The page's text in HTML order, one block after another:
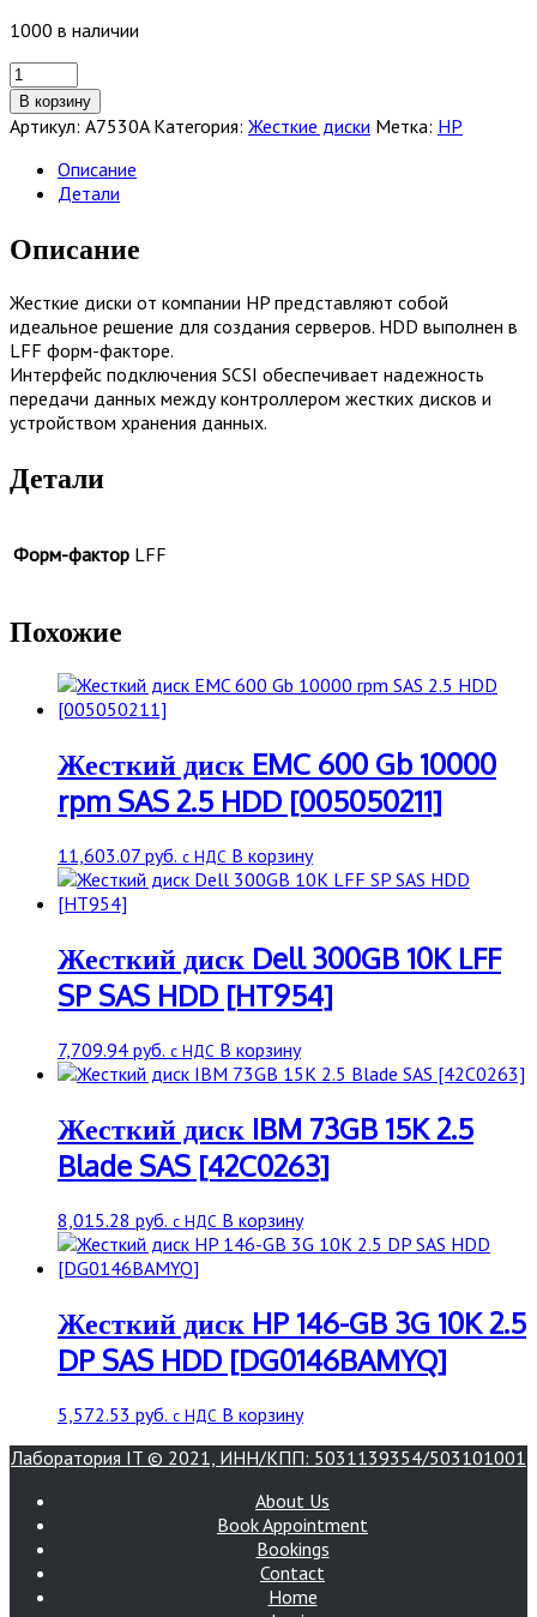
1000 в наличии
Количество
товара
Жесткий
диск
HDD
(U320/10000/8Mb)
80pin
[A7530A]
В корзину
Артикул: A7530A Категория: Жесткие диски Метка: HP
Описание
Детали
Описание
Жесткие диски от компании HP представляют собой
идеальное решение для создания серверов. HDD выполнен в
LFF форм-факторе.
Интерфейс подключения SCSI обеспечивает надежность
передачи данных между контроллером жестких дисков и
устройством хранения данных.
Детали
Форм-фактор LFF
Похожие
Жесткий диск EMC 600 Gb 10000
rpm SAS 2.5 HDD [005050211]
11,603.07 руб. с НДС В корзину
Жесткий диск Dell 300GB 10K LFF
SP SAS HDD [HT954]
7,709.94 руб. с НДС В корзину
Жесткий диск IBM 73GB 15K 2.5
Blade SAS [42C0263]
8,015.28 руб. с НДС В корзину
Жесткий диск HP 146-GB 3G 10K 2.5
DP SAS HDD [DG0146BAMYQ]
5,572.53 руб. с НДС В корзину
Лаборатория IT © 2021, ИНН/КПП: 5031139354/503101001
About Us
Book Appointment
Bookings
Contact
Home